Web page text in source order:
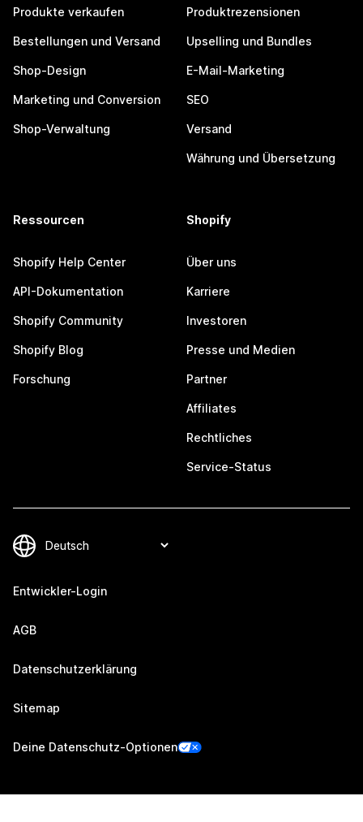
Produkte verkaufen
Bestellungen und Versand
Shop-Design
Marketing und Conversion
Shop-Verwaltung
Produktrezensionen
Upselling und Bundles
E-Mail-Marketing
SEO
Versand
Währung und Übersetzung
Ressourcen
Shopify Help Center
API-Dokumentation
Shopify Community
Shopify Blog
Forschung
Shopify
Über uns
Karriere
Investoren
Presse und Medien
Partner
Affiliates
Rechtliches
Service-Status
Entwickler-Login
AGB
Datenschutzerklärung
Sitemap
Deine Datenschutz-Optionen